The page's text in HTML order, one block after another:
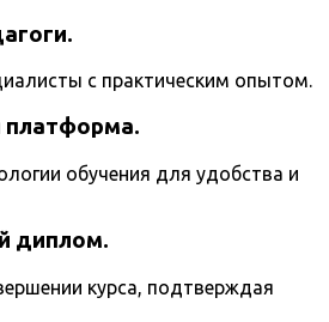
с практическим опытом.
платформа.
обучения для удобства и
диплом.
курса, подтверждая